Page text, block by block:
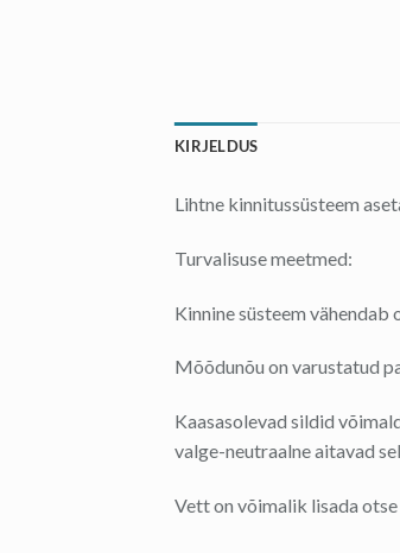
KIRJELDUS
Lihtne kinnitussüsteem
Turvalisuse meetmed:
Kinnine süsteem
Mõõdunõu on varustatud
Kaasasolevad sildid
valge-neutraalne aitavad
Vett on võimalik lisada